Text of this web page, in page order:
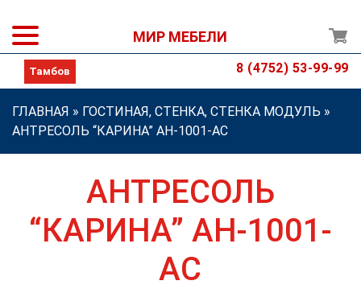
МИР МЕБЕЛИ
8 (4752) 53-99-99
ГЛАВНАЯ » ГОСТИНАЯ, СТЕНКА, СТЕНКА МОДУЛЬ »
АНТРЕСОЛЬ “КАРИНА” АН-1001-АС
АНТРЕСОЛЬ
“КАРИНА” АН-1001-
АС